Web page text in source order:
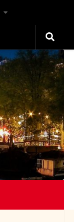
even
9:39 AM
10:14 AM
plan om
van
zien.
weet of
10:35 AM